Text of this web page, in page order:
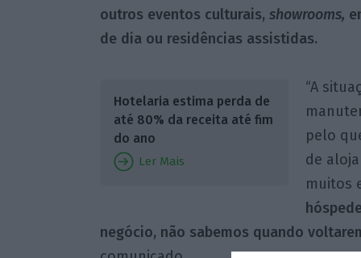
outros eventos culturais, showrooms,
de dia ou residências assistidas.
Hotelaria estima perda de
até 80% da receita até fim
do ano
Ler Mais
“A
pelo
de
muitos
negócio, não sabemos quando